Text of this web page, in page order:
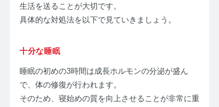
生活を送ることが大切です。
具体的な対処法を以下で見ていきましょう。
十分な睡眠
睡眠の初めの3時間は成長ホルモンの分泌が盛ん
で、体の修復が行われます。
そのため、寝始めの質を向上させることが非常に重